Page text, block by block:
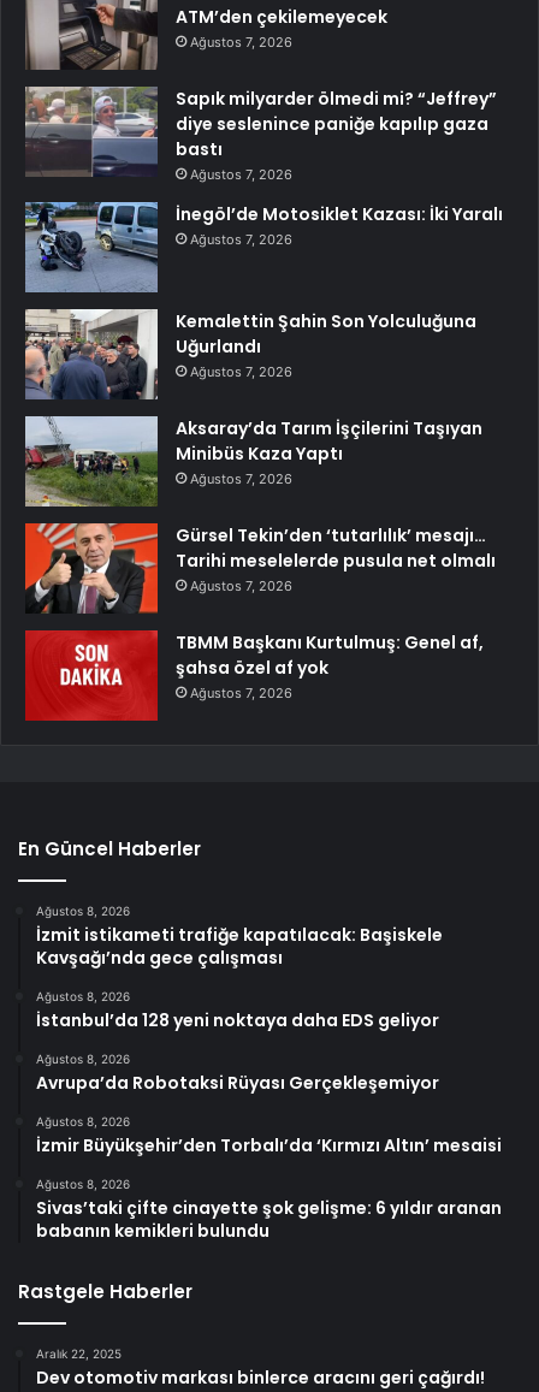
ATM’den çekilemeyecek
Ağustos 7, 2026
Sapık milyarder ölmedi mi? “Jeffrey”
diye seslenince paniğe kapılıp gaza
bastı
Ağustos 7, 2026
İnegöl’de Motosiklet Kazası: İki Yaralı
Ağustos 7, 2026
Kemalettin Şahin Son Yolculuğuna
Uğurlandı
Ağustos 7, 2026
Aksaray’da Tarım İşçilerini Taşıyan
Minibüs Kaza Yaptı
Ağustos 7, 2026
Gürsel Tekin’den ‘tutarlılık’ mesajı…
Tarihi meselelerde pusula net olmalı
Ağustos 7, 2026
TBMM Başkanı Kurtulmuş: Genel af,
şahsa özel af yok
Ağustos 7, 2026
En Güncel Haberler
Ağustos 8, 2026
İzmit istikameti trafiğe kapatılacak: Başiskele
Kavşağı’nda gece çalışması
Ağustos 8, 2026
İstanbul’da 128 yeni noktaya daha EDS geliyor
Ağustos 8, 2026
Avrupa’da Robotaksi Rüyası Gerçekleşemiyor
Ağustos 8, 2026
İzmir Büyükşehir’den Torbalı’da ‘Kırmızı Altın’ mesaisi
Ağustos 8, 2026
Sivas’taki çifte cinayette şok gelişme: 6 yıldır aranan
babanın kemikleri bulundu
Rastgele Haberler
Aralık 22, 2025
Dev otomotiv markası binlerce aracını geri çağırdı!